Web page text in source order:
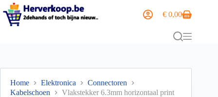
€ 0,00
Home Elektronica
Connectoren
Kabelschoen
Vlakstekker 6.3mm horizontaal print